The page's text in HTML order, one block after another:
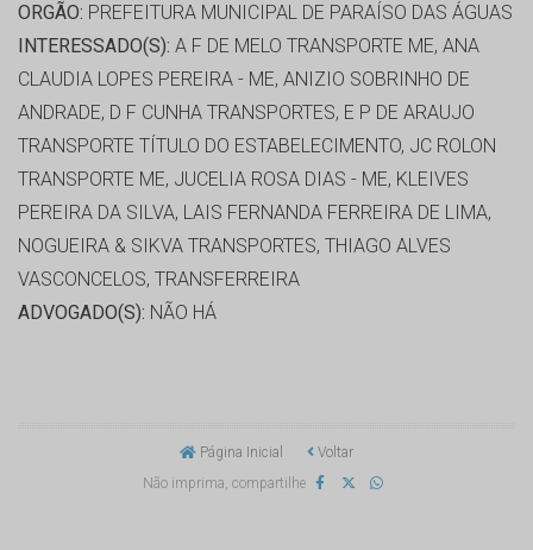
ORGÃO: PREFEITURA MUNICIPAL DE PARAÍSO DAS ÁGUAS
INTERESSADO(S): A F DE MELO TRANSPORTE ME, ANA
CLAUDIA LOPES PEREIRA - ME, ANIZIO SOBRINHO DE
ANDRADE, D F CUNHA TRANSPORTES, E P DE ARAUJO
TRANSPORTE TÍTULO DO ESTABELECIMENTO, JC ROLON
TRANSPORTE ME, JUCELIA ROSA DIAS - ME, KLEIVES
PEREIRA DA SILVA, LAIS FERNANDA FERREIRA DE LIMA,
NOGUEIRA & SIKVA TRANSPORTES, THIAGO ALVES
VASCONCELOS, TRANSFERREIRA
ADVOGADO(S): NÃO HÁ
Página Inicial
Voltar
Não imprima, compartilhe